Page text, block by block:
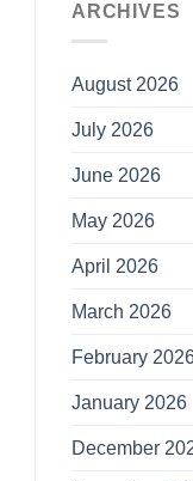
ARCHIVES
August 2026
July 2026
June 2026
May 2026
April 2026
March 2026
February
January 2026
December